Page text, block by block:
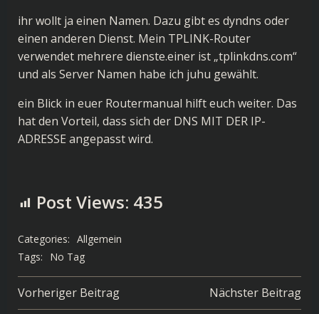
ihr wollt ja einen Namen. Dazu gibt es dyndns oder
einen anderen Dienst. Mein TPLINK-Router
verwendet mehrere dienste.einer ist „tplinkdns.com“
und als Server Namen habe ich juhu gewählt.
ein Blick in euer Routermanual hilft euch weiter. Das
hat den Vorteil, dass sich der DNS MIT DER IP-
ADRESSE angepasst wird.
Post Views: 435
Categories: Allgemein
Tags:
No Tag
Post
Vorheriger Beitrag PostNächster Beitrag